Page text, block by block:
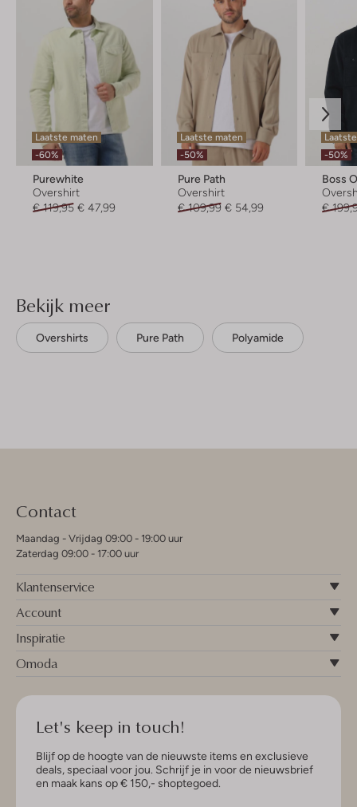
Laatste maten
-60%
Purewhite
Overshirt
€ 119,95 € 47,99
Laatste maten
-50%
Pure Path
Overshirt
€ 109,99 € 54,99
-50%
Boss
€
Bekijk meer
Overshirts Pure Path Polyamide
Contact
Maandag - Vrijdag 09:00 - 19:00 uur
Zaterdag 09:00 - 17:00 uur
Klantenservice
Account
Inspiratie
Omoda
Let's keep in touch!
Blijf op de hoogte van de nieuwste items en exclusieve
deals, speciaal voor jou. Schrijf je in voor de nieuwsbrief
en maak kans op € 150,- shoptegoed.